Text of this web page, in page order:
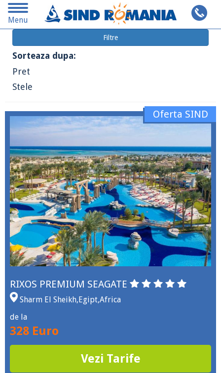
Toggle
navigation
Menu
Cauta pe alta destinatie
Filtre
Sorteaza dupa:
Pret
Stele
RIXOS PREMIUM SEAGATE
Sharm El Sheikh, Egipt,Africa
de la
328 Euro
Vezi Tarife
Oferta SIND